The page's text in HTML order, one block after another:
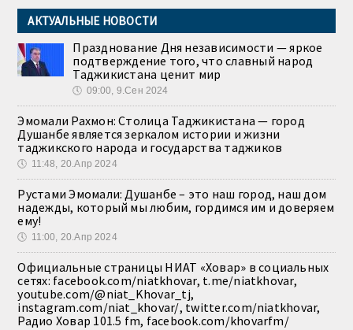
АКТУАЛЬНЫЕ НОВОСТИ
Празднование Дня независимости — яркое
подтверждение того, что славный народ
Таджикистана ценит мир
🕔 09:00, 9.Сен 2024
Эмомали Рахмон: Столица Таджикистана — город
Душанбе является зеркалом истории и жизни
таджикского народа и государства таджиков
🕔 11:48, 20.Апр 2024
Рустами Эмомали: Душанбе – это наш город, наш дом
надежды, который мы любим, гордимся им и доверяем
ему!
🕔 11:00, 20.Апр 2024
Официальные страницы НИАТ «Ховар» в социальных
сетях: facebook.com/niatkhovar, t.me/niatkhovar,
youtube.com/@niat_Khovar_tj,
instagram.com/niat_khovar/, twitter.com/niatkhovar,
Радио Ховар 101.5 fm, facebook.com/khovarfm/